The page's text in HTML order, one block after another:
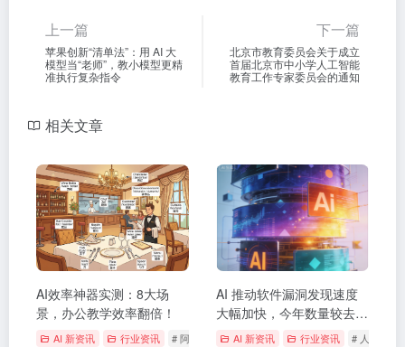
上一篇
苹果创新“清单法”：用 AI 大
模型当“老师”，教小模型更精
准执行复杂指令
下一篇
北京市教育委员会关于成立
首届北京市中小学人工智能
教育工作专家委员会的通知
相关文章
AI效率神器实测：8大场
景，办公教学效率翻倍！
AI 新资讯 行业资讯 # 阿文的AI与教学日记
AI 推动软件漏洞发现速度
大幅加快，今年数量较去年
预计翻番
AI 新资讯 行业资讯 # 人工智能